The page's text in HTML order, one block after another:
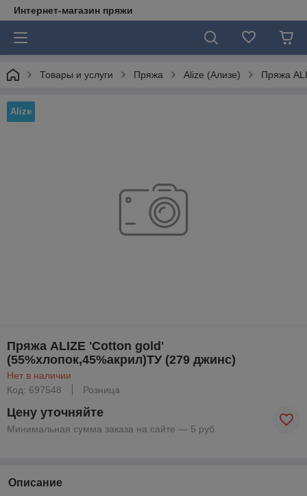
Интернет-магазин пряжи
Товары и услуги Пряжа Alize (Ализе) Пряжа
Alize
Пряжа ALIZE 'Cotton gold'
(55%хлопок,45%акрил)ТУ (279 джинс)
Нет в наличии
Код: 697548
Розница
Цену уточняйте
Минимальная сумма заказа на сайте — 5 руб.
Описание